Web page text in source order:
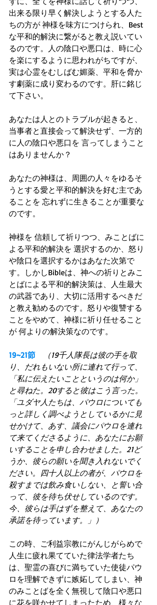
出来る限り早く解決しようとする人た
ちの方が 神様を味方につけられ、Best
な平和的解決に繋がると教え説いてい
るのです。人の陰口や悪口は、時に心
を楽にするように思われがちですが、
実は心霊をむしばむ媚薬、平和を脅か
す劇薬に成り変わるのです。肝に銘じ
て下さい。
あなたは人とのトラブルが起きると、
当事者と直接会って解決せず、一方的
に人の陰口や悪口を 言ってしまうこと
はありませんか？
あなたの神様は、周囲の人々をゆるそ
うとする愛と平和的解決を好む主であ
ることを 忘れずに生きることが重要な
のです。
神様を 信頼して祈りつつ、みことばに
よる平和的解決を 選択するのか、怒り
や陰口を選択するかはあなた次第で
す。しかしBibleは、神への祈りとみこ
とばによる平和的解決策は、人生最大
の武器であり、大切に活用するべきだ
と教え勧めるのです。怒りや復讐する
ことをやめて、神様に祈り任せること
が 何よりの解決策なのです。
19~21節
（19千人隊長は彼の手を取
り、だれもいない所に連れて行って、
「私に伝えたいことというのは何か」
と尋ねた。20すると彼はこう言った。
「ユダヤ人たちは、パウロについても
っと詳しく調べようとしているかに見
せかけて、あす、議会にパウロを連れ
て来てくださるように、あなたにお願
いすることを申し合わせました。21ど
うか、彼らの願いを聞き入れないでく
ださい。四十人以上の者が、パウロを
殺すまでは飲み食いしない、と誓い合
って、彼を待ち伏せしているのです。
今、彼らは手はずを整えて、あなたの
承諾を待っています。」）
この時、ご利益宗教にがんじがらめで
人生に疲れ果てていた律法学者たち
は、聖霊の喜びに満ちていた使徒パウ
ロを理解できずに嫉妬してしまい、神
のみことばを全く無視して陰口や悪口
に花を咲かせてしまったため、様々な